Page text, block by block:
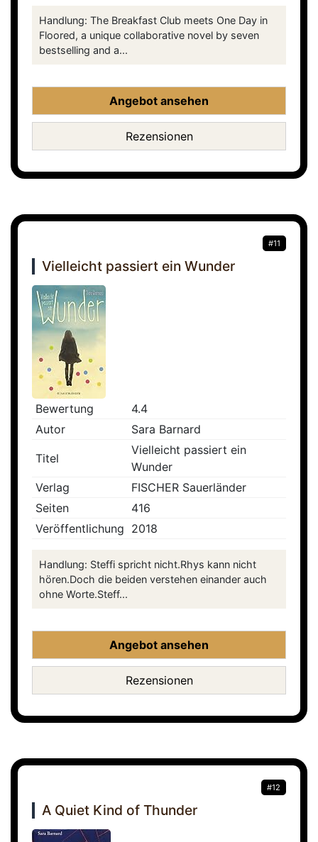
Handlung: The Breakfast Club meets One Day in
Floored, a unique collaborative novel by seven
bestselling and a...
Angebot ansehen
Rezensionen
#11
Vielleicht passiert ein Wunder
Bewertung
4.4
Autor
Sara Barnard
Titel
Vielleicht passiert ein
Wunder
Verlag
FISCHER Sauerländer
Seiten
416
Veröffentlichung 2018
Handlung: Steffi spricht nicht.Rhys kann nicht
hören.Doch die beiden verstehen einander auch
ohne Worte.Steff...
Angebot ansehen
Rezensionen
#12
A Quiet Kind of Thunder